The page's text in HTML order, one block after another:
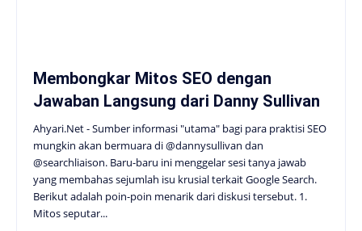
Membongkar Mitos SEO dengan
Jawaban Langsung dari Danny Sullivan
Ahyari.Net - Sumber informasi "utama" bagi para praktisi SEO
mungkin akan bermuara di @dannysullivan dan
@searchliaison. Baru-baru ini menggelar sesi tanya jawab
yang membahas sejumlah isu krusial terkait Google Search.
Berikut adalah poin-poin menarik dari diskusi tersebut. 1.
Mitos seputar...